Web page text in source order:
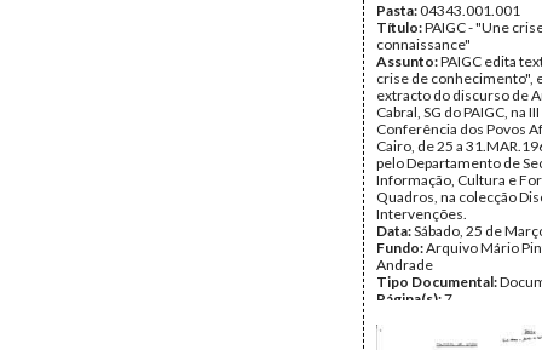
Pasta:04343.001.001
Título:PAIGC - "Une
connaissance"
Assunto:PAIGC edita
crise de conhecimento",
extracto do discurso de
Cabral, SG do PAIGC, na III
Conferência dos Povos
Cairo, de 25 a
pelo Departamento de
Informação, Cultura e
Quadros, na colecção
Intervenções.
Data:Sábado, 25 de
Fundo:Arquivo Mário
Andrade
Tipo Documental:
Página(s):7